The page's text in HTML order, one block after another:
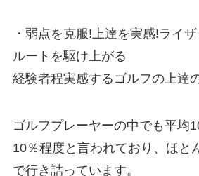
・弱点を克服!上達を実感!ライ
ルートを駆け上がる
経験者程実感するゴルフの上達
ゴルフプレーヤーの中でも平均
10％程度と言われており、ほと
で行き詰っています。